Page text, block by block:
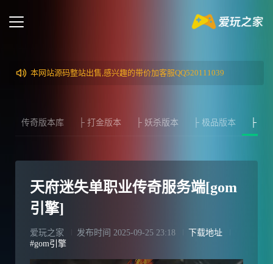
本网站源码整站出售,感兴趣的带价加客服QQ520111039
传奇版本库 ├ 打金版本 ├ 妖杀版本 ├ 极品版本 ├ 迷
天府迷失单职业传奇服务端[gom
引擎]
爱玩之家 发布时间 2025-09-25 23:18
下载地址
#gom引擎